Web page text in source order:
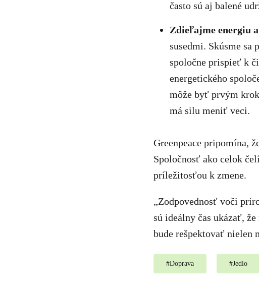
často sú aj balené
Zdieľajme energiu
susedmi. Skúsme sa
spoločne prispieť k
energetického
môže byť prvým
má silu meniť veci.
Greenpeace pripomína,
Spoločnosť ako celok
príležitosťou k zmene.
„Zodpovednosť voči
sú ideálny čas ukázať,
bude rešpektovať nielen
#Doprava #Jedlo